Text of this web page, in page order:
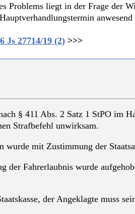
Problems liegt in der Frage der
anwesend
Js 27714/19 (2) >>>
§ 411 Abs. 2 Satz 1 StPO im
Strafbefehl unwirksam.
wurde mit Zustimmung der
der Fahrerlaubnis wurde
der Angeklagte muss